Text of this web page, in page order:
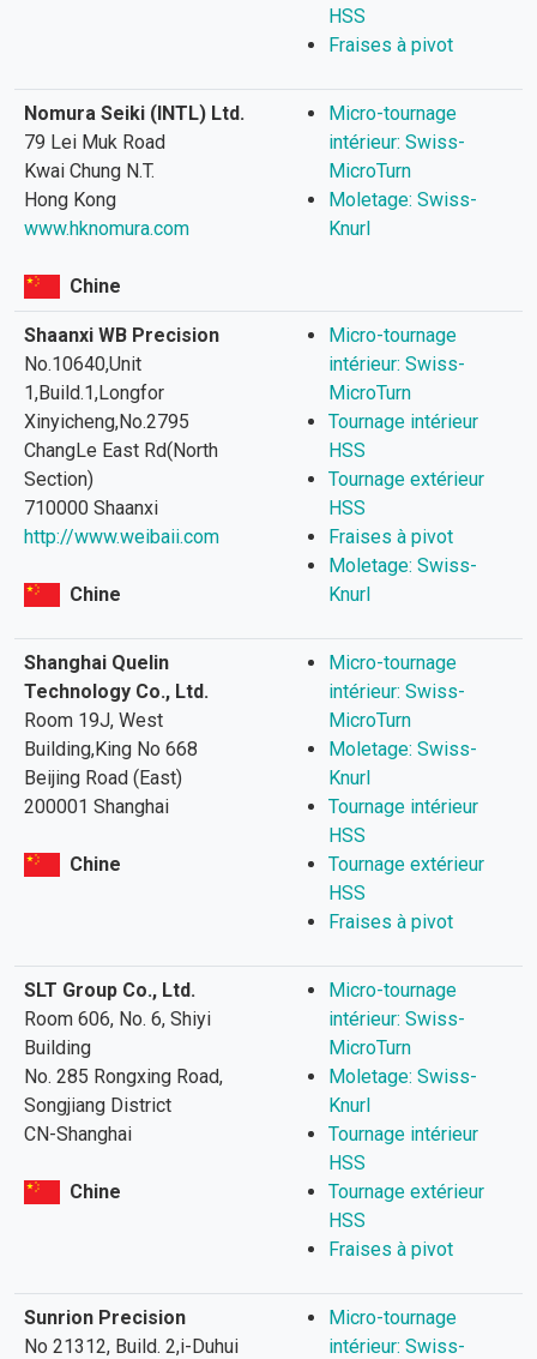
HSS
Fraises à pivot
Nomura Seiki (INTL) Ltd.
79 Lei Muk Road
Kwai Chung N.T.
Hong Kong
www.hknomura.com
Chine
Micro-tournage
intérieur: Swiss-
MicroTurn
Moletage: Swiss-
Knurl
Shaanxi WB Precision
No.10640,Unit
1,Build.1,Longfor
Xinyicheng,No.2795
ChangLe East Rd(North
Section)
710000 Shaanxi
http://www.weibaii.com
Chine
Micro-tournage
intérieur: Swiss-
MicroTurn
Tournage intérieur
HSS
Tournage extérieur
HSS
Fraises à pivot
Moletage: Swiss-
Knurl
Shanghai Quelin
Technology Co., Ltd.
Room 19J, West
Building,King No 668
Beijing Road (East)
200001 Shanghai
Chine
Micro-tournage
intérieur: Swiss-
MicroTurn
Moletage: Swiss-
Knurl
Tournage intérieur
HSS
Tournage extérieur
HSS
Fraises à pivot
SLT Group Co., Ltd.
Room 606, No. 6, Shiyi
Building
No. 285 Rongxing Road,
Songjiang District
CN-Shanghai
Chine
Micro-tournage
intérieur: Swiss-
MicroTurn
Moletage: Swiss-
Knurl
Tournage intérieur
HSS
Tournage extérieur
HSS
Fraises à pivot
Sunrion Precision
No 21312, Build. 2,i-Duhui
Micro-tournage
intérieur: Swiss-